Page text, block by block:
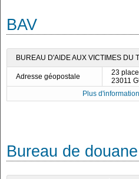
BAV
BUREAU D'AIDE AUX VICTIMES DU
Adresse géopostale
23
23011
Plus
Bureau de douane